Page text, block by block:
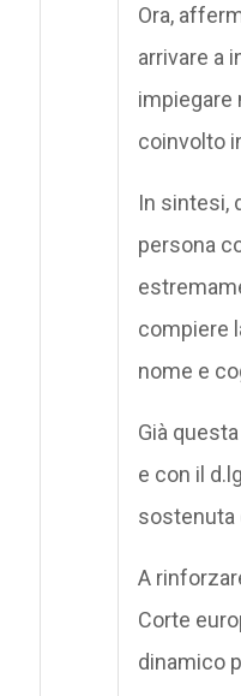
Ora,
arrivare a
impiegare
coinvolto
In sintesi,
persona
compiere
nome e
Già
e con il
sostenuta
A
Corte
dinamico